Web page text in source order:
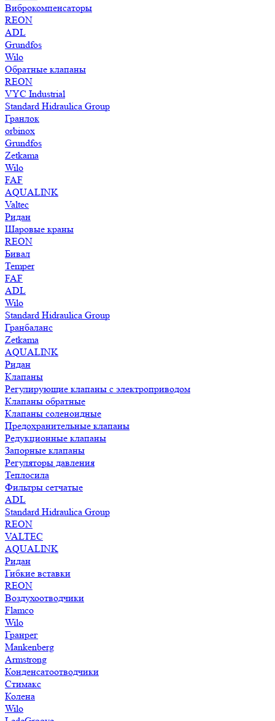
Виброкомпенсаторы
REON
ADL
Grundfos
Wilo
Обратные клапаны
REON
VYC Industrial
Standard Hidraulica Group
Гранлок
orbinox
Grundfos
Zetkama
Wilo
FAF
AQUALINK
Valtec
Ридан
Шаровые краны
REON
Бивал
Temper
FAF
ADL
Wilo
Standard Hidraulica Group
Гранбаланс
Zetkama
AQUALINK
Ридан
Клапаны
Регулирующие клапаны с электроприводом
Клапаны обратные
Клапаны соленоидные
Предохранительные клапаны
Редукционные клапаны
Запорные клапаны
Регуляторы давления
Теплосила
Фильтры сетчатые
ADL
Standard Hidraulica Group
REON
VALTEC
AQUALINK
Ридан
Гибкие вставки
REON
Воздухоотводчики
Flamco
Wilo
Гранрег
Mankenberg
Armstrong
Конденсатоотводчики
Стимакс
Колена
Wilo